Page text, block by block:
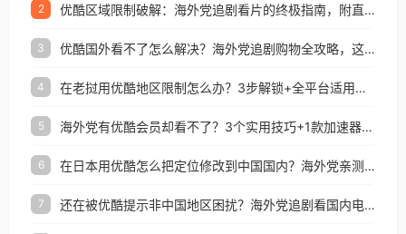
2 优酷区域限制破解：海外党追剧看片的终极指南，附直播欧冠+1905电影网解决方案
3 优酷国外看不了怎么解决？海外党追剧购物全攻略，这招亲测有效！
4 在老挝用优酷地区限制怎么办？3步解锁+全平台适用的回国加速器指南
5 海外党有优酷会员却看不了？3个实用技巧+1款加速器解决追剧&金融APP难题
6 在日本用优酷怎么把定位修改到中国国内？海外党亲测有效的回国加速指南
7 还在被优酷提示非中国地区困扰？海外党追剧看国内电影的正确打开方式